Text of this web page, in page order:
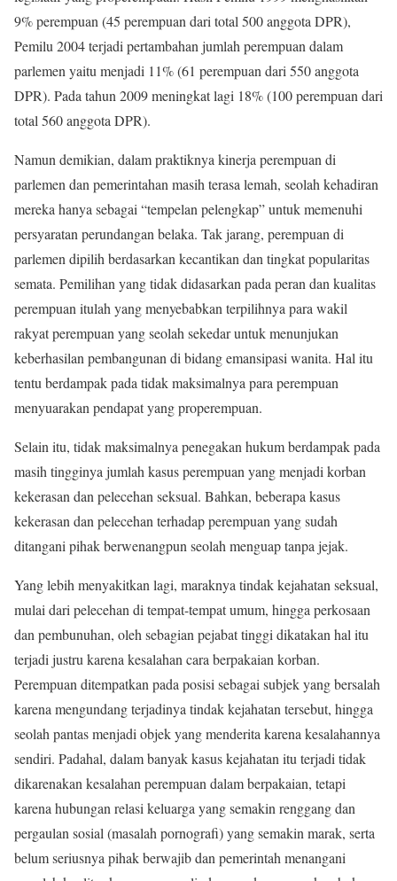
9% perempuan (45 perempuan dari total 500 anggota DPR),
Pemilu 2004 terjadi pertambahan jumlah perempuan dalam
parlemen yaitu menjadi 11% (61 perempuan dari 550 anggota
DPR). Pada tahun 2009 meningkat lagi 18% (100 perempuan dari
total 560 anggota DPR).
Namun demikian, dalam praktiknya kinerja perempuan di
parlemen dan pemerintahan masih terasa lemah, seolah kehadiran
mereka hanya sebagai “tempelan pelengkap” untuk memenuhi
persyaratan perundangan belaka. Tak jarang, perempuan di
parlemen dipilih berdasarkan kecantikan dan tingkat popularitas
semata. Pemilihan yang tidak didasarkan pada peran dan kualitas
perempuan itulah yang menyebabkan terpilihnya para wakil
rakyat perempuan yang seolah sekedar untuk menunjukan
keberhasilan pembangunan di bidang emansipasi wanita. Hal itu
tentu berdampak pada tidak maksimalnya para perempuan
menyuarakan pendapat yang properempuan.
Selain itu, tidak maksimalnya penegakan hukum berdampak pada
masih tingginya jumlah kasus perempuan yang menjadi korban
kekerasan dan pelecehan seksual. Bahkan, beberapa kasus
kekerasan dan pelecehan terhadap perempuan yang sudah
ditangani pihak berwenangpun seolah menguap tanpa jejak.
Yang lebih menyakitkan lagi, maraknya tindak kejahatan seksual,
mulai dari pelecehan di tempat-tempat umum, hingga perkosaan
dan pembunuhan, oleh sebagian pejabat tinggi dikatakan hal itu
terjadi justru karena kesalahan cara berpakaian korban.
Perempuan ditempatkan pada posisi sebagai subjek yang bersalah
karena mengundang terjadinya tindak kejahatan tersebut, hingga
seolah pantas menjadi objek yang menderita karena kesalahannya
sendiri. Padahal, dalam banyak kasus kejahatan itu terjadi tidak
dikarenakan kesalahan perempuan dalam berpakaian, tetapi
karena hubungan relasi keluarga yang semakin renggang dan
pergaulan sosial (masalah pornografi) yang semakin marak, serta
belum seriusnya pihak berwajib dan pemerintah menangani